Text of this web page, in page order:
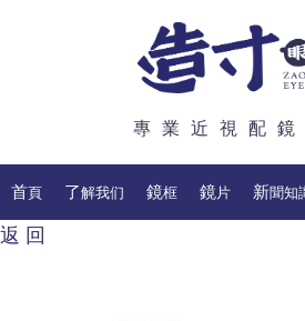
專業近視配鏡
首頁 了解我们 鏡框 鏡片 新聞知
返 回